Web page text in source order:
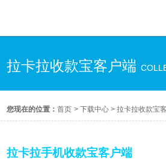
拉卡拉收款宝客户端
您现在的位置：首页 >下载中心 >拉卡拉收款宝
拉卡拉手机收款宝客户端